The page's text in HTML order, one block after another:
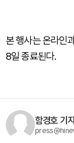
본 행사는 온라인
8일 종료된다.
함경호 기